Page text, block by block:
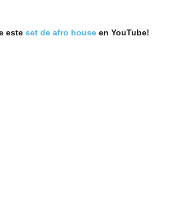
este set de afro houseen YouTube!